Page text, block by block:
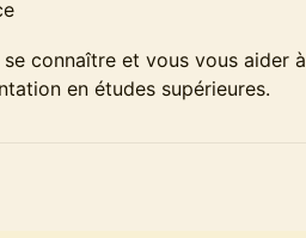
connaître et vous vous aider à
en études supérieures.